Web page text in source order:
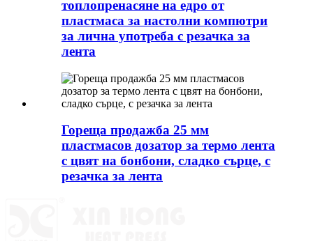
топлопренасяне на едро от
пластмаса за настолни компютри
за лична употреба с резачка за
лента
Гореща продажба 25 мм
пластмасов дозатор за термо лента
с цвят на бонбони, сладко сърце, с
резачка за лента